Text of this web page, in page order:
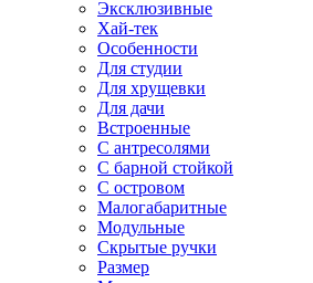
Эксклюзивные
Хай-тек
Особенности
Для студии
Для хрущевки
Для дачи
Встроенные
С антресолями
С барной стойкой
С островом
Малогабаритные
Модульные
Скрытые ручки
Размер